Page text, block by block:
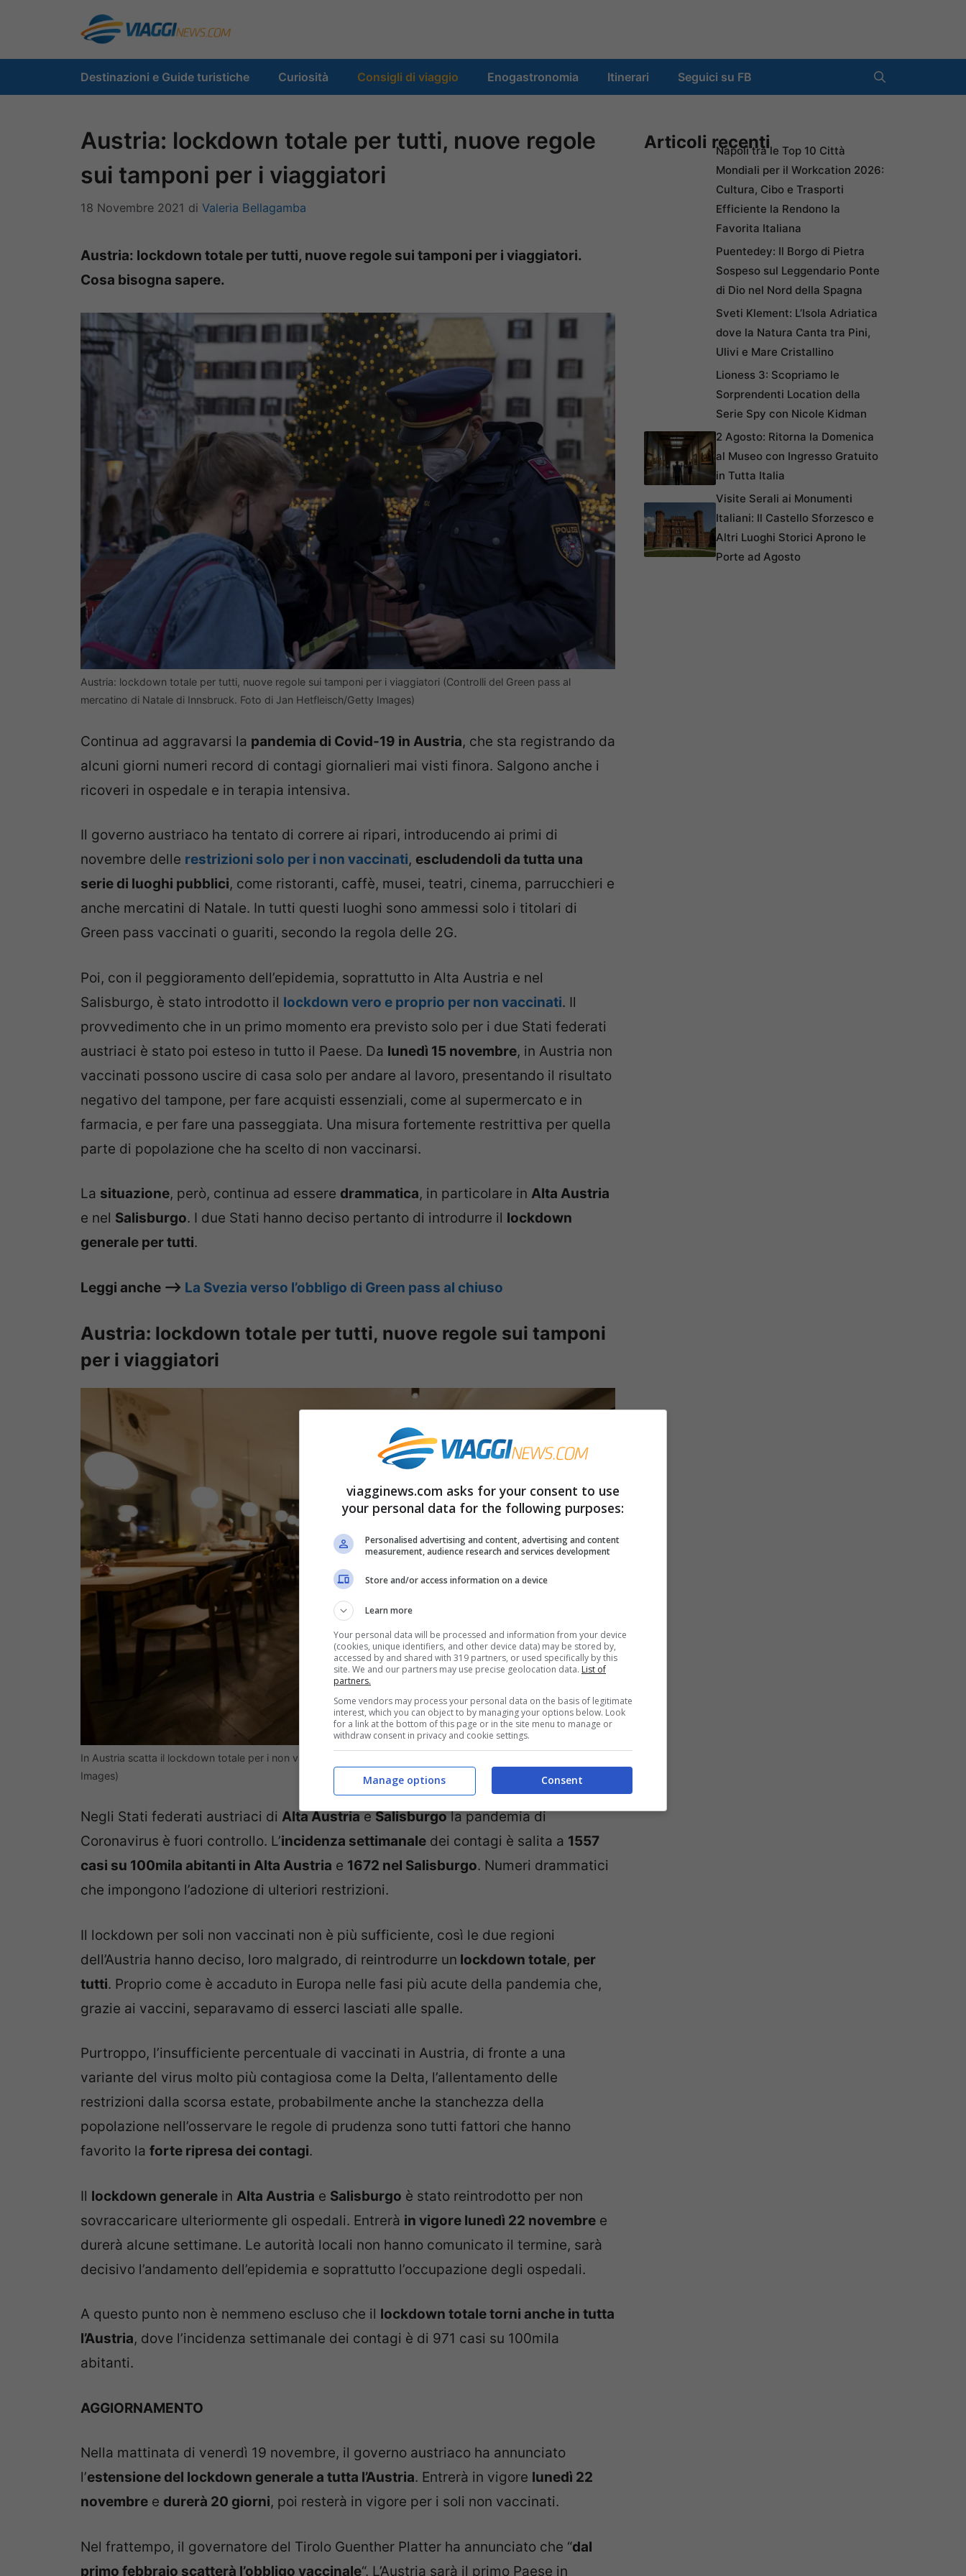
contenuto
Destinazioni e Guide turistiche Curiosità Consigli di viaggio Enogastronomia Itinerari Seguici su FB
Austria: lockdown totale per tutti, nuove regole
sui tamponi per i viaggiatori
18 Novembre 2021 di Valeria Bellagamba
Austria: lockdown totale per tutti, nuove regole sui tamponi per i viaggiatori.
Cosa bisogna sapere.
Austria: lockdown totale per tutti, nuove regole sui tamponi per i viaggiatori (Controlli del Green pass al
mercatino di Natale di Innsbruck. Foto di Jan Hetfleisch/Getty Images)
Continua ad aggravarsi la pandemia di Covid-19 in Austria, che sta registrando da
alcuni giorni numeri record di contagi giornalieri mai visti finora. Salgono anche i
ricoveri in ospedale e in terapia intensiva.
Il governo austriaco ha tentato di correre ai ripari, introducendo ai primi di
novembre delle restrizioni solo per i non vaccinati, escludendoli da tutta una
serie di luoghi pubblici, come ristoranti, caffè, musei, teatri, cinema, parrucchieri e
anche mercatini di Natale. In tutti questi luoghi sono ammessi solo i titolari di
Green pass vaccinati o guariti, secondo la regola delle 2G.
Poi, con il peggioramento dell’epidemia, soprattutto in Alta Austria e nel
Salisburgo, è stato introdotto il lockdown vero e proprio per non vaccinati. Il
provvedimento che in un primo momento era previsto solo per i due Stati federati
austriaci è stato poi esteso in tutto il Paese. Da lunedì 15 novembre, in Austria non
vaccinati possono uscire di casa solo per andare al lavoro, presentando il risultato
negativo del tampone, per fare acquisti essenziali, come al supermercato e in
farmacia, e per fare una passeggiata. Una misura fortemente restrittiva per quella
parte di popolazione che ha scelto di non vaccinarsi.
La situazione, però, continua ad essere drammatica, in particolare in Alta Austria
e nel Salisburgo. I due Stati hanno deciso pertanto di introdurre il lockdown
generale per tutti.
Leggi anche –> La Svezia verso l’obbligo di Green pass al chiuso
Austria: lockdown totale per tutti, nuove regole sui tamponi
per i viaggiatori
In Austria scatta il lockdown totale per i non vaccinati (Ristorante a Innsbruck. Foto di Jan Hetfleisch/Getty
Images)
Negli Stati federati austriaci di Alta AustriaeSalisburgola pandemia di
Coronavirus è fuori controllo. L’incidenza settimanale dei contagi è salita a 1557
casi su 100mila abitanti in Alta Austria e 1672 nel Salisburgo. Numeri drammatici
che impongono l’adozione di ulteriori restrizioni.
Il lockdown per soli non vaccinati non è più sufficiente, così le due regioni
dell’Austria hanno deciso, loro malgrado, di reintrodurre un lockdown totale, per
tutti. Proprio come è accaduto in Europa nelle fasi più acute della pandemia che,
grazie ai vaccini, separavamo di esserci lasciati alle spalle.
Purtroppo, l’insufficiente percentuale di vaccinati in Austria, di fronte a una
variante del virus molto più contagiosa come la Delta, l’allentamento delle
restrizioni dalla scorsa estate, probabilmente anche la stanchezza della
popolazione nell’osservare le regole di prudenza sono tutti fattori che hanno
favorito la forte ripresa dei contagi.
Il lockdown generale in Alta Austria e Salisburgo è stato reintrodotto per non
sovraccaricare ulteriormente gli ospedali. Entrerà in vigore lunedì 22 novembre e
durerà alcune settimane. Le autorità locali non hanno comunicato il termine, sarà
decisivo l’andamento dell’epidemia e soprattutto l’occupazione degli ospedali.
A questo punto non è nemmeno escluso che il lockdown totale torni anche in tutta
l’Austria, dove l’incidenza settimanale dei contagi è di 971 casi su 100mila
abitanti.
AGGIORNAMENTO
Nella mattinata di venerdì 19 novembre, il governo austriaco ha annunciato
l’estensione del lockdown generale a tutta l’Austria. Entrerà in vigore lunedì 22
novembre e durerà 20 giorni, poi resterà in vigore per i soli non vaccinati.
Nel frattempo, il governatore del Tirolo Guenther Platter ha annunciato che “dal
primo febbraio scatterà l’obbligo vaccinale“. L’Austria sarà il primo Paese in
Articoli recentiNapoli tra le Top 10 Città
Mondiali per il Workcation 2026:
Cultura, Cibo e Trasporti
Efficiente la Rendono la
Favorita Italiana
Puentedey: Il Borgo di Pietra
Sospeso sul Leggendario Ponte
di Dio nel Nord della Spagna
Sveti Klement: L’Isola Adriatica
dove la Natura Canta tra Pini,
Ulivi e Mare Cristallino
Lioness 3: Scopriamo le
Sorprendenti Location della
Serie Spy con Nicole Kidman
2 Agosto: Ritorna la Domenica
al Museo con Ingresso Gratuito
in Tutta Italia
Visite Serali ai Monumenti
Italiani: Il Castello Sforzesco e
Altri Luoghi Storici Aprono le
Porte ad Agosto
viagginews.com asks for your consent to use
your personal data for the following purposes:
Personalised advertising and content, advertising and content
measurement, audience research and services development
Store and/or access information on a device
Learn more
Your personal data will be processed and information from your device
(cookies, unique identifiers, and other device data) may be stored by,
accessed by and shared with 319 partners, or used specifically by this
site. We and our partners may use precise geolocation data. List of
partners.
Some vendors may process your personal data on the basis of legitimate
interest, which you can object to by managing your options below. Look
for a link at the bottom of this page or in the site menu to manage or
withdraw consent in privacy and cookie settings.
Consent
Manage options